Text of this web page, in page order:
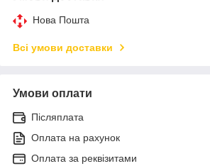
Нова Пошта
Всі умови доставки
Умови оплати
Післяплата
Оплата на рахунок
Оплата за реквізитами